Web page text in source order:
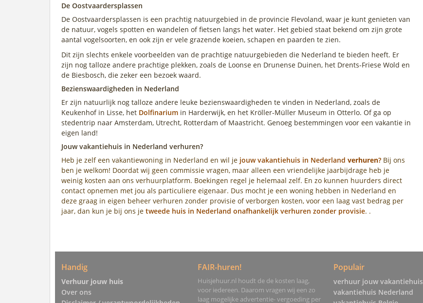
De Oostvaardersplassen
De Oostvaardersplassen is een prachtig natuurgebied in de provincie Flevoland, waar je kunt genieten van
de natuur, vogels spotten en wandelen of fietsen langs het water. Het gebied staat bekend om zijn grote
aantal vogelsoorten, en ook zijn er vele grazende koeien, schapen en paarden te zien.
Dit zijn slechts enkele voorbeelden van de prachtige natuurgebieden die Nederland te bieden heeft. Er
zijn nog talloze andere prachtige plekken, zoals de Loonse en Drunense Duinen, het Drents-Friese Wold en
de Biesbosch, die zeker een bezoek waard.
Bezienswaardigheden in Nederland
Er zijn natuurlijk nog talloze andere leuke bezienswaardigheden te vinden in Nederland, zoals de
Keukenhof in Lisse, het Dolfinarium in Harderwijk, en het Kröller-Müller Museum in Otterlo. Of ga op
stedentrip naar Amsterdam, Utrecht, Rotterdam of Maastricht. Genoeg bestemmingen voor een vakantie in
eigen land!
Jouw vakantiehuis in Nederland verhuren?
Heb je zelf een vakantiewoning in Nederland en wil je jouw vakantiehuis in Nederland verhuren? Bij ons
ben je welkom! Doordat wij geen commissie vragen, maar alleen een vriendelijke jaarbijdrage heb je
weinig kosten aan ons verhuurplatform. Boekingen regel je helemaal zelf. En zo kunnen huurders direct
contact opnemen met jou als particuliere eigenaar. Dus mocht je een woning hebben in Nederland en
deze graag in eigen beheer verhuren zonder provisie of verborgen kosten, voor een laag vast bedrag per
jaar, dan kun je bij ons je tweede huis in Nederland onafhankelijk verhuren zonder provisie. .
Handig
Verhuur jouw huis
Over ons
FAIR-huren!
Huisjehuur.nl houdt de de kosten laag,
voor iedereen. Daarom vragen wij een zo
laag mogelijke advertentie- vergoeding per
Populair
verhuur jouw vakantiehuis
vakantiehuis Nederland